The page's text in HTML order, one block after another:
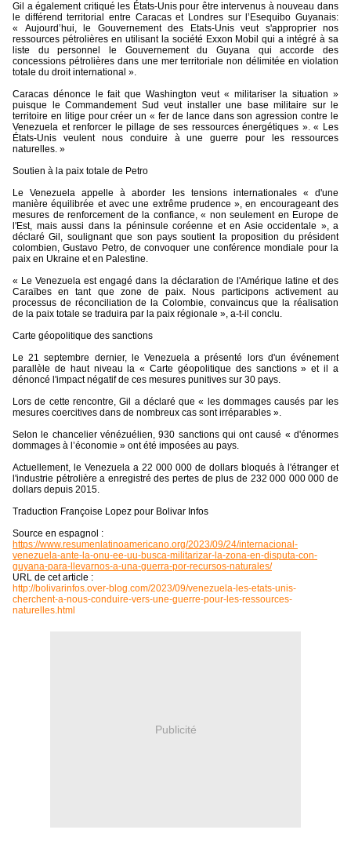
Gil a également critiqué les États-Unis pour être intervenus à nouveau dans
le différend territorial entre Caracas et Londres sur l’Esequibo Guyanais:
« Aujourd’hui, le Gouvernement des Etats-Unis veut s'approprier nos
ressources pétrolières en utilisant la société Exxon Mobil qui a intégré à sa
liste du personnel le Gouvernement du Guyana qui accorde des
concessions pétrolières dans une mer territoriale non délimitée en violation
totale du droit international ».
Caracas dénonce le fait que Washington veut « militariser la situation »
puisque le Commandement Sud veut installer une base militaire sur le
territoire en litige pour créer un « fer de lance dans son agression contre le
Venezuela et renforcer le pillage de ses ressources énergétiques ». « Les
États-Unis veulent nous conduire à une guerre pour les ressources
naturelles. »
Soutien à la paix totale de Petro
Le Venezuela appelle à aborder les tensions internationales « d'une
manière équilibrée et avec une extrême prudence », en encourageant des
mesures de renforcement de la confiance, « non seulement en Europe de
l'Est, mais aussi dans la péninsule coréenne et en Asie occidentale », a
déclaré Gil, soulignant que son pays soutient la proposition du président
colombien, Gustavo Petro, de convoquer une conférence mondiale pour la
paix en Ukraine et en Palestine.
« Le Venezuela est engagé dans la déclaration de l'Amérique latine et des
Caraïbes en tant que zone de paix. Nous participons activement au
processus de réconciliation de la Colombie, convaincus que la réalisation
de la paix totale se traduira par la paix régionale », a-t-il conclu.
Carte géopolitique des sanctions
Le 21 septembre dernier, le Venezuela a présenté lors d'un événement
parallèle de haut niveau la « Carte géopolitique des sanctions » et il a
dénoncé l'impact négatif de ces mesures punitives sur 30 pays.
Lors de cette rencontre, Gil a déclaré que « les dommages causés par les
mesures coercitives dans de nombreux cas sont irréparables ».
Selon le chancelier vénézuélien, 930 sanctions qui ont causé « d'énormes
dommages à l’économie » ont été imposées au pays.
Actuellement, le Venezuela a 22 000 000 de dollars bloqués à l'étranger et
l'industrie pétrolière a enregistré des pertes de plus de 232 000 000 000 de
dollars depuis 2015.
Traduction Françoise Lopez pour Bolivar Infos
Source en espagnol :
https://www.resumenlatinoamericano.org/2023/09/24/internacional-
venezuela-ante-la-onu-ee-uu-busca-militarizar-la-zona-en-disputa-con-
guyana-para-llevarnos-a-una-guerra-por-recursos-naturales/
URL de cet article :
http://bolivarinfos.over-blog.com/2023/09/venezuela-les-etats-unis-
cherchent-a-nous-conduire-vers-une-guerre-pour-les-ressources-
naturelles.html
Publicité